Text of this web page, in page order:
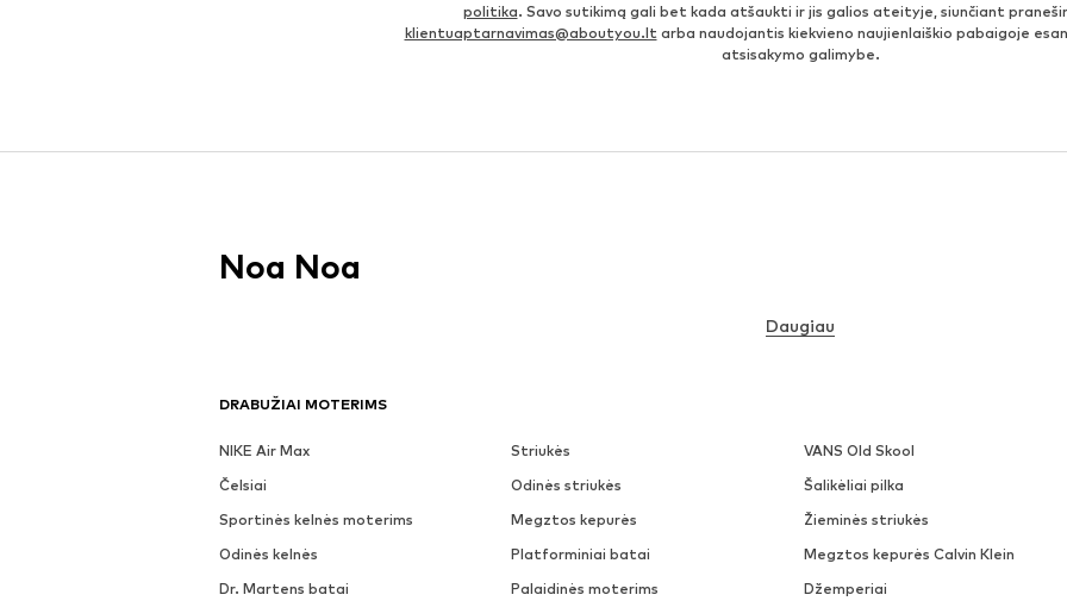
politika. Savo sutikimą gali bet kada atšaukti ir jis galios ateityje, siunčiant
klientuaptarnavimas@aboutyou.lt arba naudojantis kiekvieno naujienlaiškio pabaigoje
atsisakymo galimybe.
DRABUŽIAI MOTERIMS
NIKE Air Max Striukės
VANS Old Skool
Čelsiai
Odinės striukės
Šalikėliai pilka
Sportinės kelnės moterims
Megztos kepurės
Žieminės striukės
Odinės kelnės
Platforminiai batai
Megztos kepurės Calvin Klein
Dr. Martens batai
Palaidinės moterims Džemperiai
Noa Noa
Daugiau